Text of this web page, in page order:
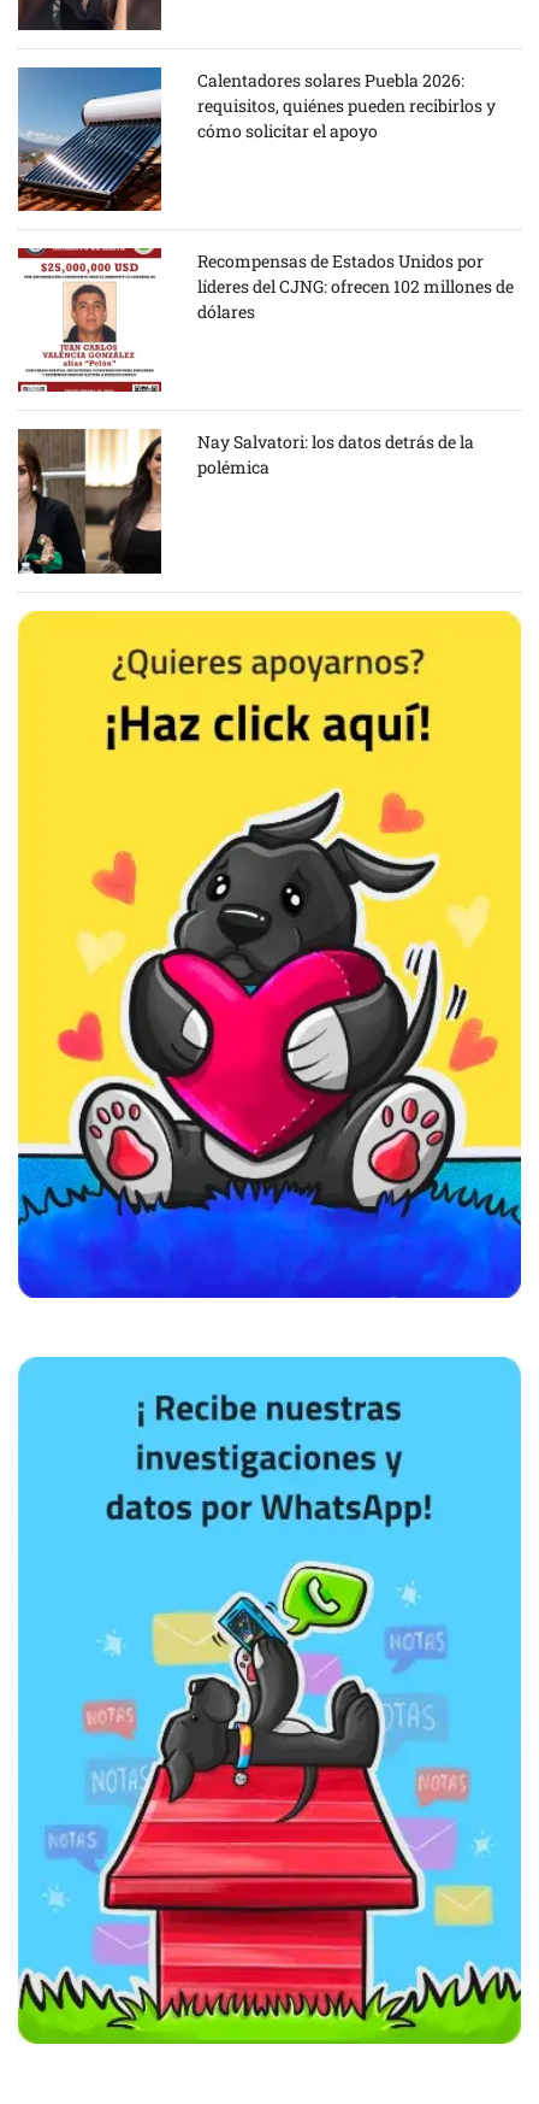
Calentadores solares Puebla 2026:
requisitos, quiénes pueden recibirlos y
cómo solicitar el apoyo
Recompensas de Estados Unidos por
líderes del CJNG: ofrecen 102 millones de
dólares
Nay Salvatori: los datos detrás de la
polémica